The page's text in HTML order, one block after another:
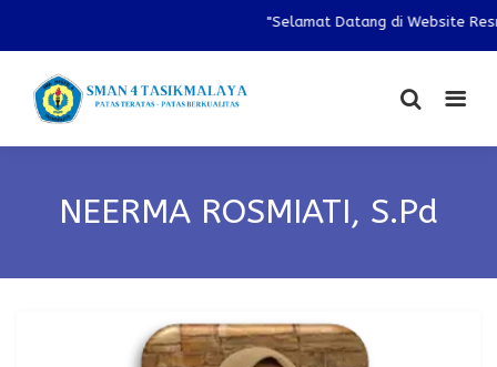
"Selamat Datang di Website
NEERMA ROSMIATI, S.Pd